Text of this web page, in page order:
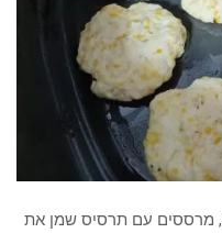
מחממים את הנינג'ה על מצב AIRFRY, מרססים עם תרסיס שמן את